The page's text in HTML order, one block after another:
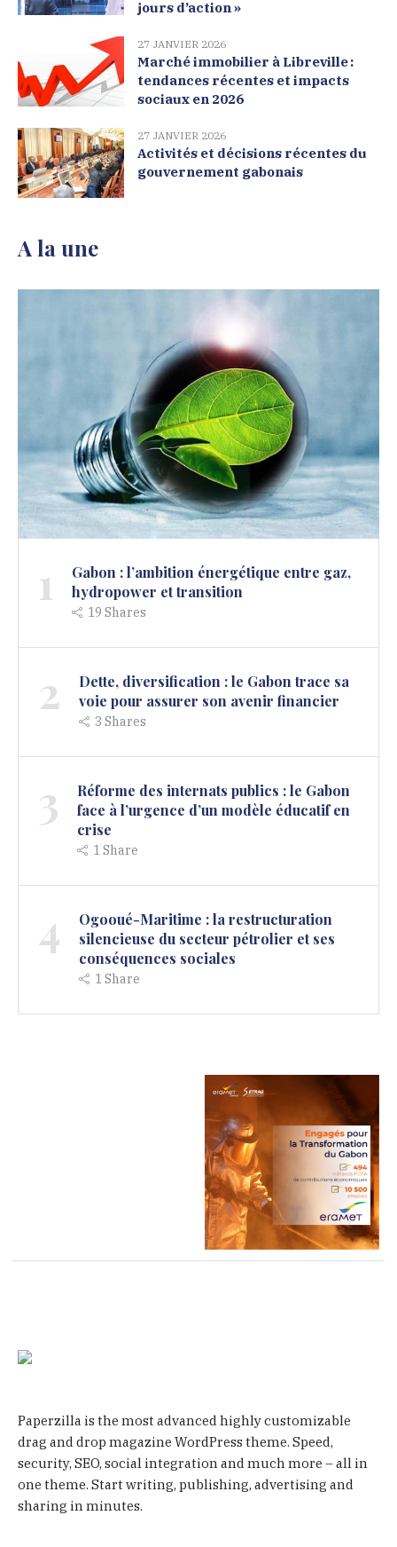
jours d’action »
27 JANVIER 2026
Marché immobilier à Libreville :
tendances récentes et impacts
sociaux en 2026
27 JANVIER 2026
Activités et décisions récentes du
gouvernement gabonais
A la une
1
Gabon : l’ambition énergétique entre gaz,
hydropower et transition
19 Shares
2
Dette, diversification : le Gabon trace sa
voie pour assurer son avenir financier
3 Shares
3
Réforme des internats publics : le Gabon
face à l’urgence d’un modèle éducatif en
crise
1Share
4
Ogooué-Maritime : la restructuration
silencieuse du secteur pétrolier et ses
conséquences sociales
1Share
Paperzilla is the most advanced highly customizable
drag and drop magazine WordPress theme. Speed,
security, SEO, social integration and much more – all in
one theme. Start writing, publishing, advertising and
sharing in minutes.